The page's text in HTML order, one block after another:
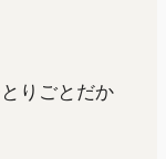
りごとだか